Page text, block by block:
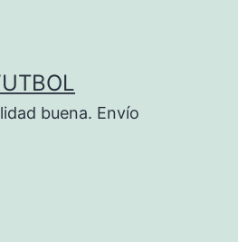
buena. Envío